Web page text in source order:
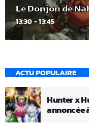
Le Donjon de
13:30 - 13:45
ACTU POPULAIRE
Hunter x
annoncée